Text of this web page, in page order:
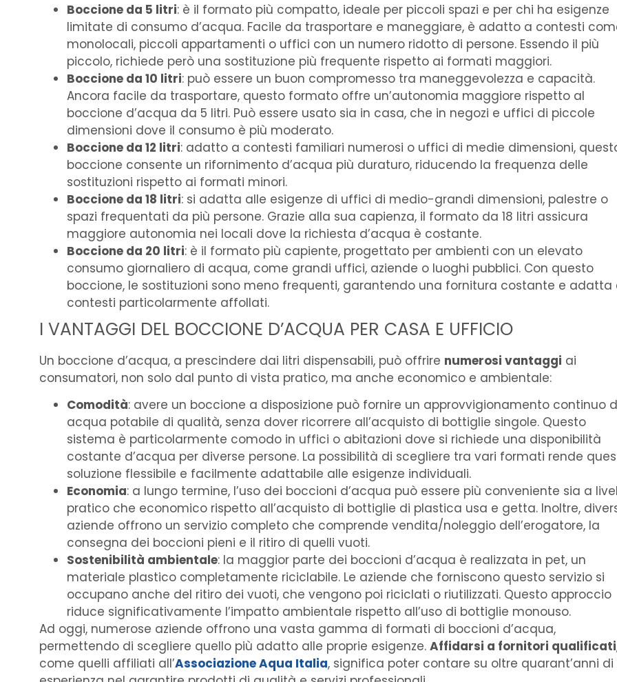
Boccione da 5 litri: è il formato più compatto, ideale per piccoli spazi e per chi ha esigenze
limitate di consumo d’acqua. Facile da trasportare e maneggiare, è adatto a contesti
monolocali, piccoli appartamenti o uffici con un numero ridotto di persone. Essendo il più
piccolo, richiede però una sostituzione più frequente rispetto ai formati maggiori.
Boccione da 10 litri: può essere un buon compromesso tra maneggevolezza e capacità.
Ancora facile da trasportare, questo formato offre un’autonomia maggiore rispetto al
boccione d’acqua da 5 litri. Può essere usato sia in casa, che in negozi e uffici di piccole
dimensioni dove il consumo è più moderato.
Boccione da 12 litri: adatto a contesti familiari numerosi o uffici di medie dimensioni,
boccione consente un rifornimento d’acqua più duraturo, riducendo la frequenza delle
sostituzioni rispetto ai formati minori.
Boccione da 18 litri: si adatta alle esigenze di uffici di medio-grandi dimensioni, palestre o
spazi frequentati da più persone. Grazie alla sua capienza, il formato da 18 litri assicura
maggiore autonomia nei locali dove la richiesta d’acqua è costante.
Boccione da 20 litri: è il formato più capiente, progettato per ambienti con un elevato
consumo giornaliero di acqua, come grandi uffici, aziende o luoghi pubblici. Con questo
boccione, le sostituzioni sono meno frequenti, garantendo una fornitura costante e adatta
contesti particolarmente affollati.
I VANTAGGI DEL BOCCIONE D’ACQUA PER CASA E UFFICIO
Un boccione d’acqua, a prescindere dai litri dispensabili, può offrire numerosi vantaggi ai
consumatori, non solo dal punto di vista pratico, ma anche economico e ambientale:
Comodità: avere un boccione a disposizione può fornire un approvvigionamento continuo
acqua potabile di qualità, senza dover ricorrere all’acquisto di bottiglie singole. Questo
sistema è particolarmente comodo in uffici o abitazioni dove si richiede una disponibilità
costante d’acqua per diverse persone. La possibilità di scegliere tra vari formati rende
soluzione flessibile e facilmente adattabile alle esigenze individuali.
Economia: a lungo termine, l’uso dei boccioni d’acqua può essere più conveniente sia a
pratico che economico rispetto all’acquisto di bottiglie di plastica usa e getta. Inoltre,
aziende offrono un servizio completo che comprende vendita/noleggio dell’erogatore, la
consegna dei boccioni pieni e il ritiro di quelli vuoti.
Sostenibilità ambientale: la maggior parte dei boccioni d’acqua è realizzata in pet, un
materiale plastico completamente riciclabile. Le aziende che forniscono questo servizio si
occupano anche del ritiro dei vuoti, che vengono poi riciclati o riutilizzati. Questo approccio
riduce significativamente l’impatto ambientale rispetto all’uso di bottiglie monouso.
Ad oggi, numerose aziende offrono una vasta gamma di formati di boccioni d’acqua,
permettendo di scegliere quello più adatto alle proprie esigenze. Affidarsi a fornitori qualificati
come quelli affiliati all’Associazione Aqua Italia, significa poter contare su oltre quarant’anni di